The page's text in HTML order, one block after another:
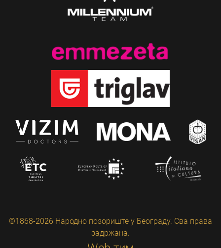
©1868-2026 Народно позориште у Београду. Сва права
задржана.